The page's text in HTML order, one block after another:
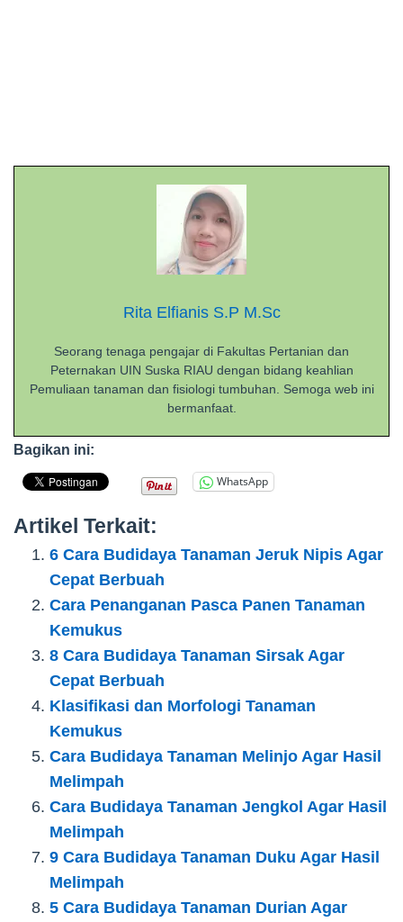
Rita Elfianis S.P M.Sc
Seorang tenaga pengajar di Fakultas Pertanian dan
Peternakan UIN Suska RIAU dengan bidang keahlian
Pemuliaan tanaman dan fisiologi tumbuhan. Semoga web ini
bermanfaat.
Bagikan ini:
WhatsApp
Artikel Terkait:
6 Cara Budidaya Tanaman Jeruk Nipis Agar
Cepat Berbuah
Cara Penanganan Pasca Panen Tanaman
Kemukus
8 Cara Budidaya Tanaman Sirsak Agar
Cepat Berbuah
Klasifikasi dan Morfologi Tanaman
Kemukus
Cara Budidaya Tanaman Melinjo Agar Hasil
Melimpah
Cara Budidaya Tanaman Jengkol Agar Hasil
Melimpah
9 Cara Budidaya Tanaman Duku Agar Hasil
Melimpah
5 Cara Budidaya Tanaman Durian Agar